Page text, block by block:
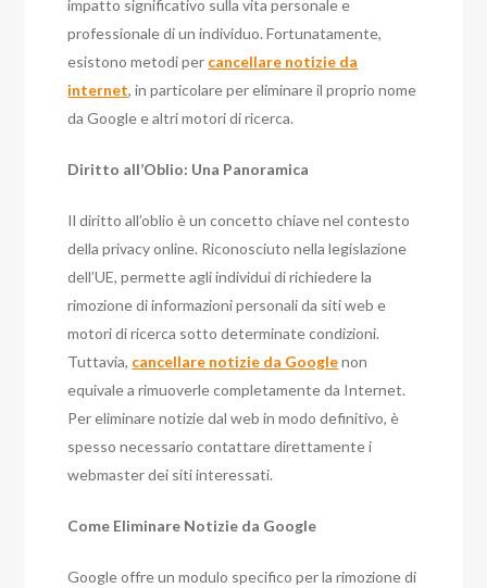
impatto significativo sulla vita personale e
professionale di un individuo. Fortunatamente,
esistono metodi per cancellare notizie da
internet, in particolare per eliminare il proprio nome
da Google e altri motori di ricerca.
Diritto all’Oblio: Una Panoramica
Il diritto all’oblio è un concetto chiave nel contesto
della privacy online. Riconosciuto nella legislazione
dell’UE, permette agli individui di richiedere la
rimozione di informazioni personali da siti web e
motori di ricerca sotto determinate condizioni.
Tuttavia, cancellare notizie da Googlenon
equivale a rimuoverle completamente da Internet.
Per eliminare notizie dal web in modo definitivo, è
spesso necessario contattare direttamente i
webmaster dei siti interessati.
Come Eliminare Notizie da Google
Google offre un modulo specifico per la rimozione di